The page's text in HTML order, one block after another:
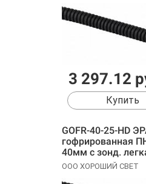
3 297.12
Купить
GOFR-40-25-HD
гофрированная
40мм с зонд.
ООО ХОРОШИЙ СВЕТ